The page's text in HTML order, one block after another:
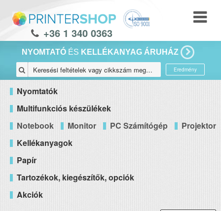
+36 1 340 0363
NYOMTATÓ ÉS KELLÉKANYAG ÁRUHÁZ
Eredmény
Nyomtatók
Multifunkciós készülékek
Notebook
Monitor PC Számítógép
Projektor
Kellékanyagok
Papír
Tartozékok, kiegészítők, opciók
Akciók